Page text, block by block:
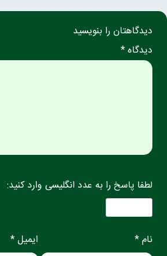
دیدگاهتان را بنویسید
دیدگاه *
لطفا پاسخ را به عدد انگلیسی وارد کنید:
نام * ایمیل *